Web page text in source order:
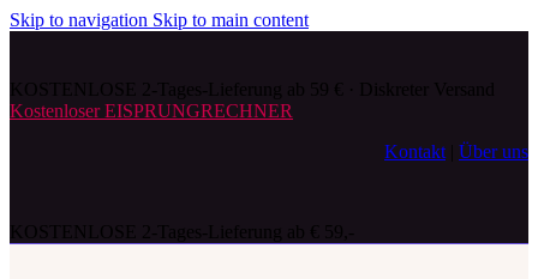
Skip to navigation Skip to main content
Kostenloser EISPRUNGRECHNER
Kontakt
Über uns